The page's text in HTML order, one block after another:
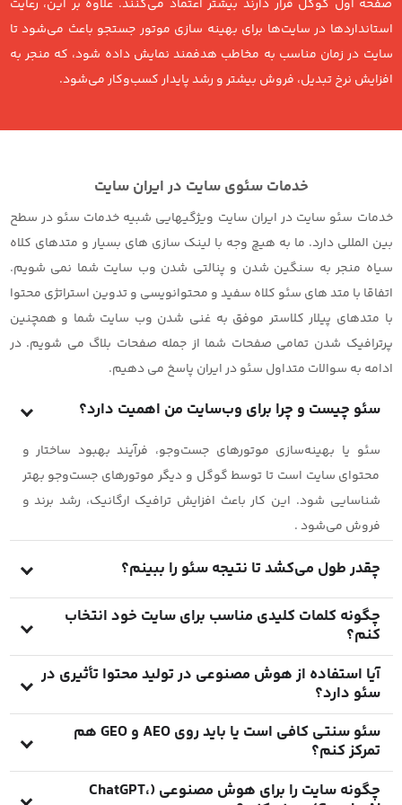
صفحه اول گوگل قرار دارند بیشتر اعتماد می‌کنند. علاوه بر این، رعایت
استانداردها در سایت‌ها برای بهینه سازی موتور جستجو باعث می‌شود تا
سایت در زمان مناسب به مخاطب هدفمند نمایش داده شود، که منجر به
افزایش نرخ تبدیل، فروش بیشتر و رشد پایدار کسب‌وکار می‌شود.
خدمات سئوی سایت در ایران سایت
خدمات سئو سایت در ایران سایت ویژگیهایی شبیه خدمات سئو در سطح
بین المللی دارد. ما به هیچ وجه با لینک سازی های بسیار و متدهای کلاه
سیاه منجر به سنگین شدن و پنالتی شدن وب سایت شما نمی شویم.
اتفاقا با متد های سئو کلاه سفید و محتوانویسی و تدوین استراتژی محتوا
با متدهای پیلار کلاستر موفق به غنی شدن وب سایت شما و همچنین
پرترافیک شدن تمامی صفحات شما از جمله صفحات بلاگ می شویم. در
ادامه به سوالات متداول سئو در ایران پاسخ می دهیم.
سئو چیست و چرا برای وب‌سایت من اهمیت دارد؟
سئو یا بهینه‌سازی موتورهای جست‌وجو، فرآیند بهبود ساختار و
محتوای سایت است تا توسط گوگل و دیگر موتورهای جست‌وجو بهتر
شناسایی شود. این کار باعث افزایش ترافیک ارگانیک، رشد برند و
فروش می‌شود .
چقدر طول می‌کشد تا نتیجه سئو را ببینم؟
زمان لازم است تا شاهد رشد قابل توجه در رتبه و بازدید باشید .
چگونه کلمات کلیدی مناسب برای سایت خود انتخاب
کنم؟
از ابزارهایی مثل Google Trends، Semrush یا Ahrefs استفاده کنید.
باید ترکیبی از کلمات کوتاه (short‑tail) و بلند (long‑tail) انتخاب
شود تا دید و نرخ تبدیل مناسب را پوشش دهند.
آیا استفاده از هوش مصنوعی در تولید محتوا تأثیری در
سئو دارد؟
بله. AI کمک می‌کند محتوا را سریع‌تر تولید کنید اما باید بررسی دقیق
انجام شود تا از «spam content» و اطلاعات غیر دقیق جلوگیری شود.
کیفیت، صحت و تجربه کاربر (E‑E‑A‑T) اهمیت دارد.
سئو سنتی کافی است یا باید روی AEO و GEO هم
تمرکز کنم؟
چگونه سایت را برای هوش مصنوعی (ChatGPT،